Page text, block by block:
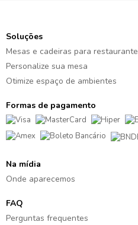
Soluções
Mesas e cadeiras para restaurante
Personalize sua mesa
Otimize espaço de ambientes
Formas de pagamento
Na mídia
Onde aparecemos
FAQ
Perguntas frequentes